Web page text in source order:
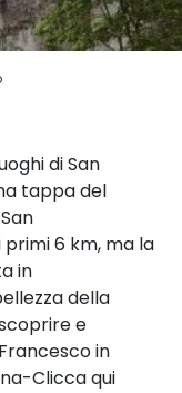
di San
tappa del
6 km, ma la
in
della
e
in
Clicca qui